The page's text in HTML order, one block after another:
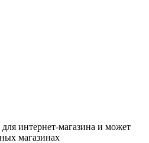
интернет-магазина и может
магазинах